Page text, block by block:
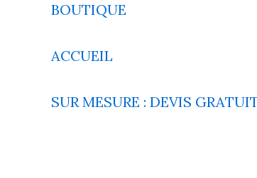
BOUTIQUE
ACCUEIL
SUR MESURE : DEVIS